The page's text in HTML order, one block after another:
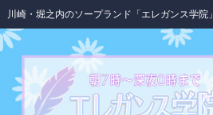
川崎・堀之内のソープランド「エレガンス学院」